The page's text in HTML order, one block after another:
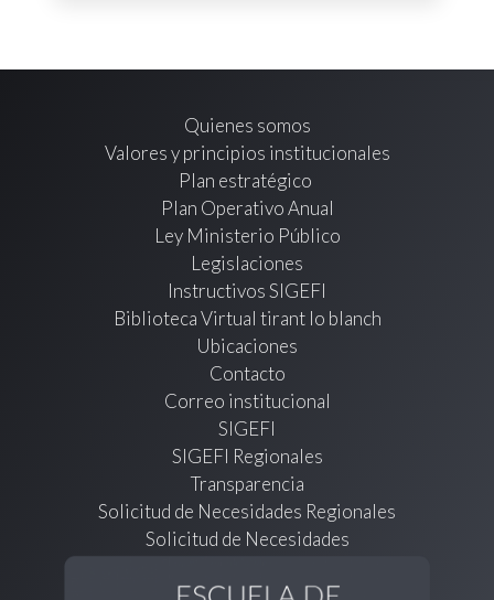
Quienes somos
Valores y principios institucionales
Plan estratégico
Plan Operativo Anual
Ley Ministerio Público
Legislaciones
Instructivos SIGEFI
Biblioteca Virtual tirant lo blanch
Ubicaciones
Contacto
Correo institucional
SIGEFI
SIGEFI Regionales
Transparencia
Solicitud de Necesidades Regionales
Solicitud de Necesidades